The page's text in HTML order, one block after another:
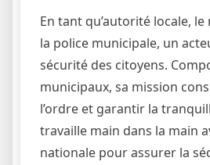
En tant qu’autorité locale,
la police municipale, un
sécurité des citoyens.
municipaux, sa mission
l’ordre et garantir la
travaille main dans la main
nationale pour assurer la